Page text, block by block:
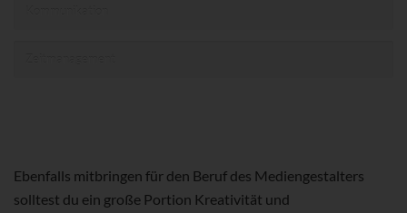
Ebenfalls mitbringen für den Beruf des Mediengestalters
solltest du ein große Portion Kreativität und